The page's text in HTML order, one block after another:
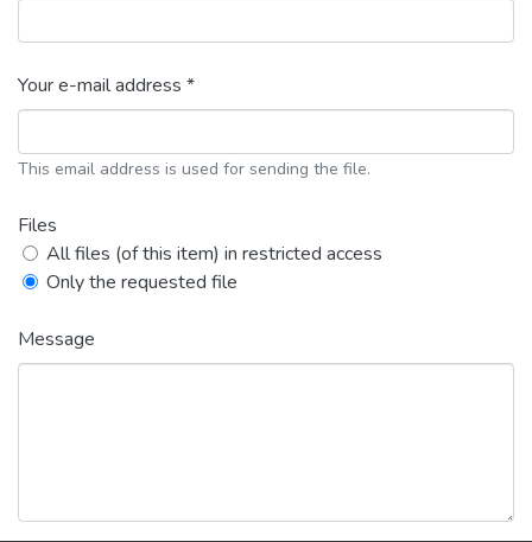
Your e-mail address *
This email address is used for sending the file.
Files
All files (of this item) in restricted access
Only the requested file
Message